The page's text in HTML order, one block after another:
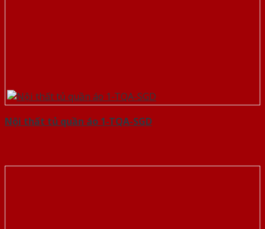
Nội thất tủ quần áo 1-TQA-SGD